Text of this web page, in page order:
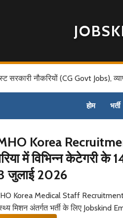
सरकारी नौकरियों (CG Govt Jobs),
होम भर्ती
Korea
में विभिन्न केटेगरी के
जुलाई 2026
Korea Medical Staff Recruitment
मिशन अंतर्गत भर्ती के लिए Jobskind